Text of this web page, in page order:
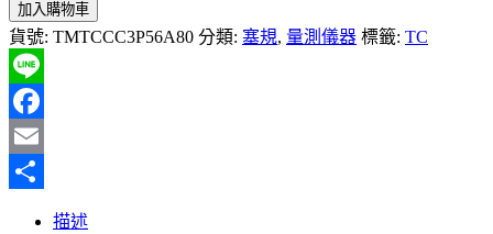
加入購物車
貨號: TMTCCC3P56A80 分類: 塞規, 量測儀器 標籤: TC
Line
Facebook
Email
描述